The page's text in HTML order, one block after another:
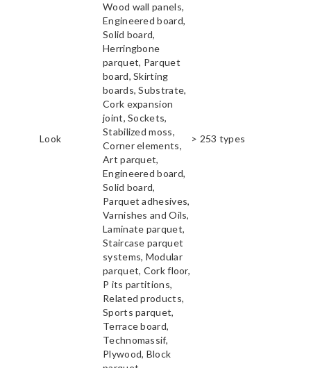
Look
Wood wall panels,
Engineered board,
Solid board,
Herringbone
parquet, Parquet
board, Skirting
boards, Substrate,
Cork expansion
joint, Sockets,
Stabilized moss,
Corner elements,
Art parquet,
Engineered board,
Solid board,
Parquet adhesives,
Varnishes and Oils,
Laminate parquet,
Staircase parquet
systems, Modular
parquet, Cork floor,
P its partitions,
Related products,
Sports parquet,
Terrace board,
Technomassif,
Plywood, Block
> 253 types